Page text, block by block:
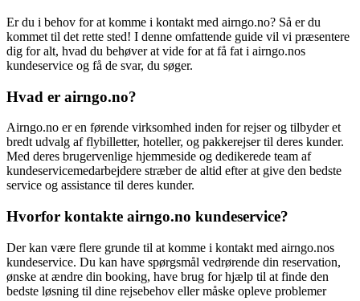
Er du i behov for at komme i kontakt med airngo.no? Så er du
kommet til det rette sted! I denne omfattende guide vil vi præsentere
dig for alt, hvad du behøver at vide for at få fat i airngo.nos
kundeservice og få de svar, du søger.
Hvad er airngo.no?
Airngo.no er en førende virksomhed inden for rejser og tilbyder et
bredt udvalg af flybilletter, hoteller, og pakkerejser til deres kunder.
Med deres brugervenlige hjemmeside og dedikerede team af
kundeservicemedarbejdere stræber de altid efter at give den bedste
service og assistance til deres kunder.
Hvorfor kontakte airngo.no kundeservice?
Der kan være flere grunde til at komme i kontakt med airngo.nos
kundeservice. Du kan have spørgsmål vedrørende din reservation,
ønske at ændre din booking, have brug for hjælp til at finde den
bedste løsning til dine rejsebehov eller måske opleve problemer